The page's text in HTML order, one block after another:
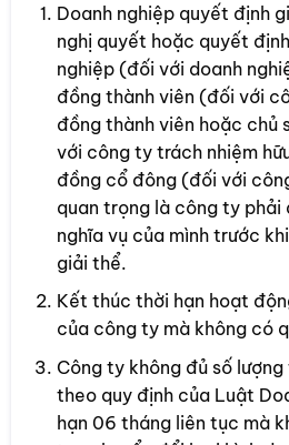
Doanh nghiệp quyết định
nghị quyết hoặc quyết
nghiệp (đối với doanh
đồng thành viên (đối với
đồng thành viên hoặc chủ
với công ty trách nhiệm
đồng cổ đông (đối với
quan trọng là công ty phải
nghĩa vụ của mình trước
giải thể.
Kết thúc thời hạn hoạt
của công ty mà không có
Công ty không đủ số
theo quy định của Luật
hạn 06 tháng liên tục mà